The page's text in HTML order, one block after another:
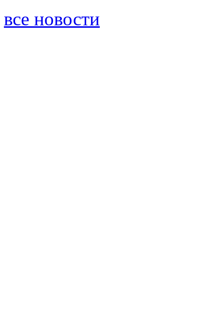
все новости